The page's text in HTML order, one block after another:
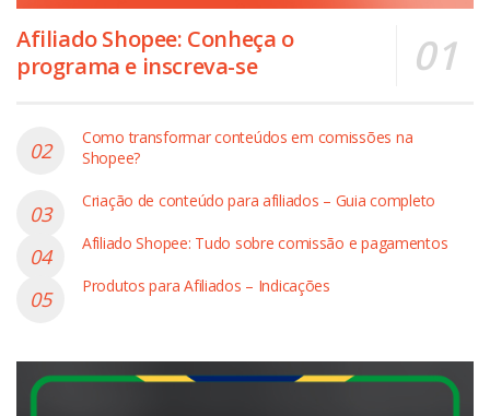
Afiliado Shopee: Conheça o
programa e inscreva-se
Como transformar conteúdos em comissões na
Shopee?
Criação de conteúdo para afiliados – Guia completo
Afiliado Shopee: Tudo sobre comissão e pagamentos
Produtos para Afiliados – Indicações